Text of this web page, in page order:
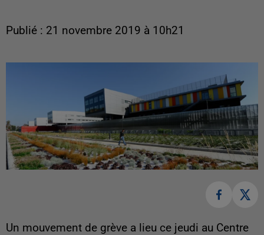
Publié : 21 novembre 2019 à 10h21
Un mouvement de grève a lieu ce jeudi au Centre